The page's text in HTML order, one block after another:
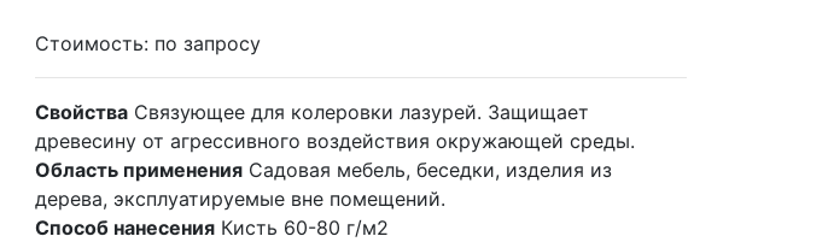
Стоимость: по запросу
Свойства Связующее для колеровки лазурей. Защищает
древесину от агрессивного воздействия окружающей среды.
Область применения Садовая мебель, беседки, изделия из
дерева, эксплуатируемые вне помещений.
Способ нанесения Кисть 60-80 г/м2